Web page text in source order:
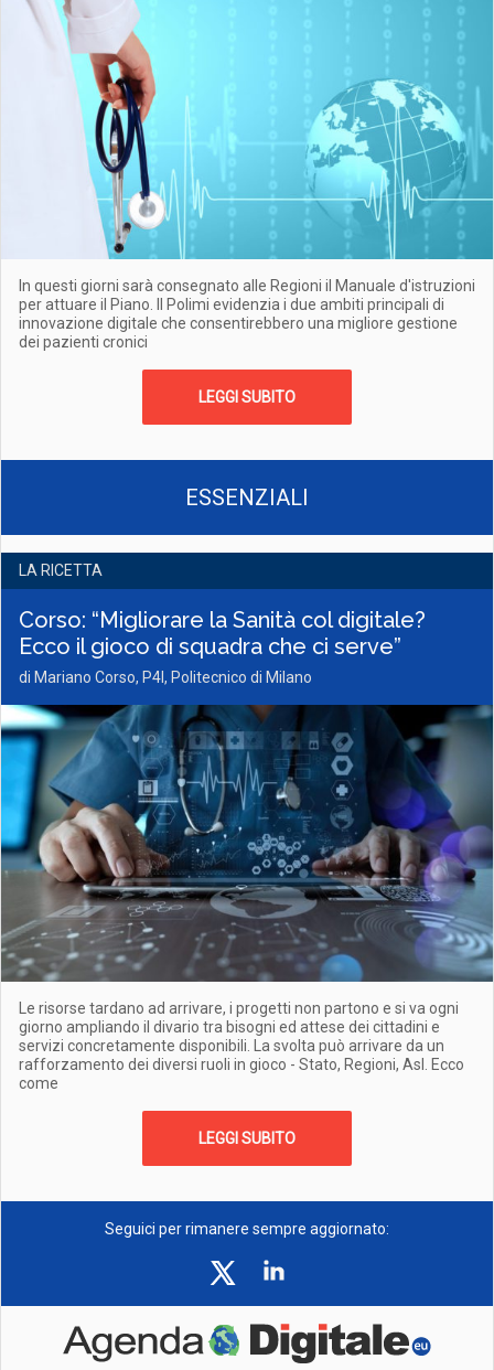
In questi giorni sarà consegnato alle Regioni il Manuale d'istruzioni
per attuare il Piano. Il Polimi evidenzia i due ambiti principali di
innovazione digitale che consentirebbero una migliore gestione
dei pazienti cronici
LEGGI SUBITO
ESSENZIALI
LA RICETTA
Corso: “Migliorare la Sanità col digitale?
Ecco il gioco di squadra che ci serve”
di Mariano Corso, P4I, Politecnico di Milano
Le risorse tardano ad arrivare, i progetti non partono e si va ogni
giorno ampliando il divario tra bisogni ed attese dei cittadini e
servizi concretamente disponibili. La svolta può arrivare da un
rafforzamento dei diversi ruoli in gioco - Stato, Regioni, Asl. Ecco
come
LEGGI SUBITO
Seguici per rimanere sempre aggiornato: